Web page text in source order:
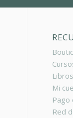
Libros
Mi
Pago
Red